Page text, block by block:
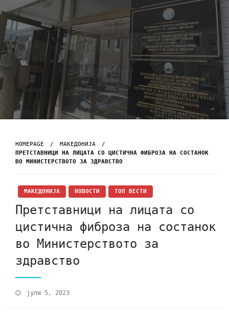
HOMEPAGE
МАКЕДОНИЈА
ПРЕТСТАВНИЦИ НА ЛИЦАТА СО ЦИСТИЧНА ФИБРОЗА НА СОСТАНОК
ВО МИНИСТЕРСТВОТО ЗА ЗДРАВСТВО
МАКЕДОНИЈА НОВОСТИ ТОП ВЕСТИ
Претставници на лицата со
цистична фиброза на состанок
во Министерството за
здравство
јули 5, 2023